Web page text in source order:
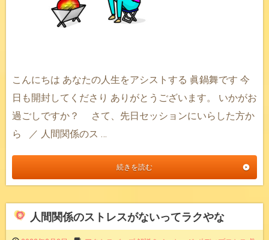
こんにちは あなたの人生をアシストする 眞鍋舞です 今
日も開封してくださり ありがとうございます。 いかがお
過ごしですか？ さて、先日セッションにいらした方か
ら ／ 人間関係のス …
続きを読む
人間関係のストレスがないってラクやな